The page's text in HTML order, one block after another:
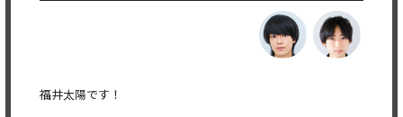
福井太陽です！